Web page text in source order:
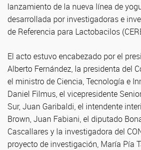
lanzamiento de la nueva línea de
desarrollada por investigadoras e
de Referencia para Lactobacilos
El acto estuvo encabezado por el
Alberto Fernández, la presidenta del
el ministro de Ciencia, Tecnología e
Daniel Filmus, el vicepresidente
Sur, Juan Garibaldi, el intendente
Brown, Juan Fabiani, el diputado
Cascallares y la investigadora del
proyecto de investigación, María Pía